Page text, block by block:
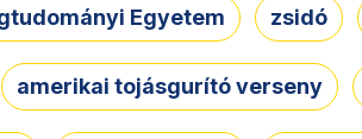
Egyetem zsidó
amerikai tojásgurító verseny